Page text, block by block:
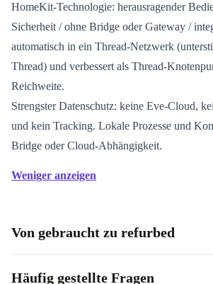
HomeKit-Technologie: herausragender
Sicherheit / ohne Bridge oder Gateway /
automatisch in ein Thread-Netzwerk
Thread) und verbessert als Thread-
Reichweite.
Strengster Datenschutz: keine Eve-Cloud,
und kein Tracking. Lokale Prozesse und
Bridge oder Cloud-Abhängigkeit.
Weniger anzeigen
Von gebraucht zu refurbed
Häufig gestellte Fragen